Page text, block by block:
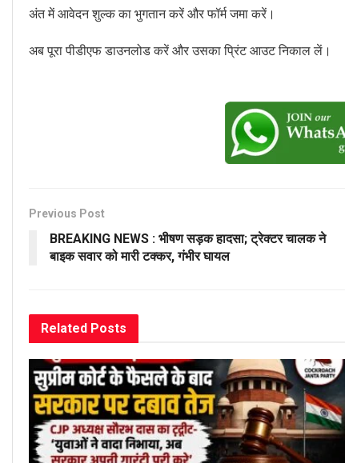
अंत में आवेदन शुल्क का भुगतान करें और फॉर्म जमा करें।
अब पूरा पीडीएफ डाउनलोड करें और उसका प्रिंट आउट निकाल लें।
Previous Post
BREAKING NEWS : भीषण सड़क हादसा; ट्रेक्टर चालक ने
बाइक सवार को मारी टक्कर, गंभीर घायल
Related Posts